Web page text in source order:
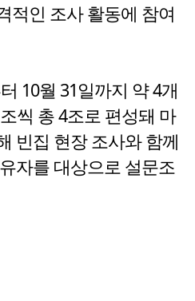
적인 조사 활동에 참여
10월 31일까지 약 4개
씩 총 4조로 편성돼 마
빈집 현장 조사와 함께
자를 대상으로 설문조